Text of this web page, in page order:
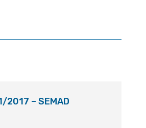
TERMO ADITIVO – 011/2017 – SEMAD